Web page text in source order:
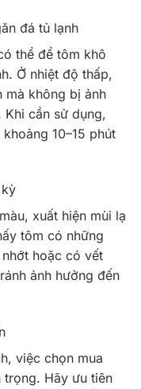
đá tủ lạnh
thể để tôm khô
Ở nhiệt độ thấp,
không bị ảnh
cần sử dụng,
10–15 phút
xuất hiện mùi lạ
tôm có những
hoặc có vết
ảnh hưởng đến
việc chọn mua
Hãy ưu tiên